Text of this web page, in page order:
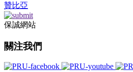
贊比亞
保誠網站
關注我們